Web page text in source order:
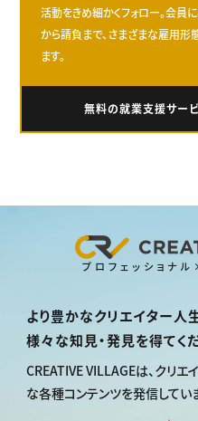
活動をきめ細かくフォロー。会員
から請負まで、さまざまな雇用
ます。
無料の就業支援サー
プロフェッショナ
より豊かなクリエイター人
様々な知見・発見を得てく
CREATIVE VILLAGEは、 クリエ
な各種コンテンツを発信してい